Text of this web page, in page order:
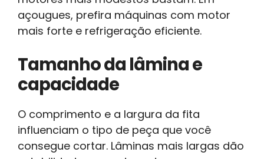
açougues, prefira máquinas com motor
mais forte e refrigeração eficiente.
Tamanho da lâmina e
capacidade
O comprimento e a largura da fita
influenciam o tipo de peça que você
consegue cortar. Lâminas mais largas dão